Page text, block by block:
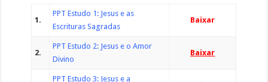
1.
PPT Estudo 1: Jesus e as
Escrituras Sagradas
Baixar
2.
PPT Estudo 2: Jesus e o Amor
Divino
Baixar
PPT Estudo 3: Jesus e a